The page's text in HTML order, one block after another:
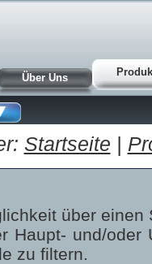
Über Uns
Startseite |
über
Haupt- und/
zu filtern.